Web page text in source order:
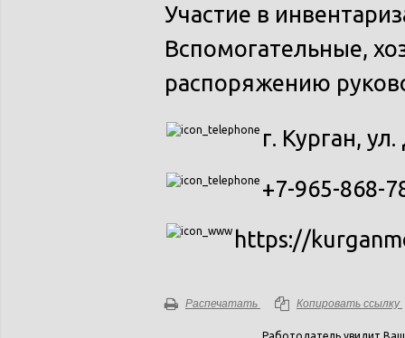
Участие в
Вспомогательные,
распоряжению
г. Курган,
+7-965-868-
https://
Распечатать Копировать ссылку